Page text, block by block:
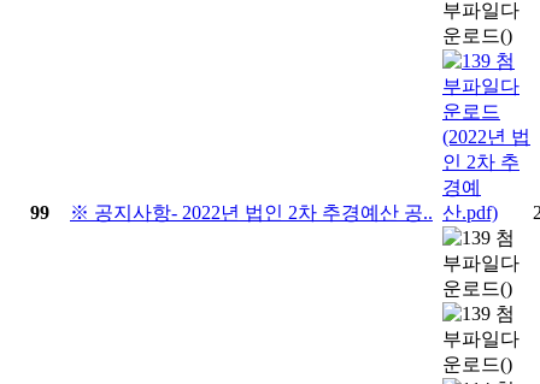
99 ※ 공지사항- 2022년 법인 2차 추경예산 공..